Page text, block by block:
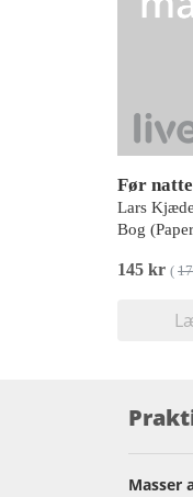
Før
Lars
Bog
145 kr (
Masser